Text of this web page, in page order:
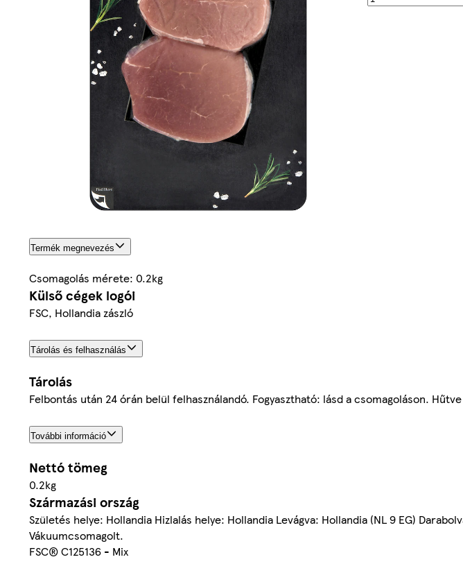
Termék megnevezés
Csomagolás mérete: 0.2kg
Külső cégek logói
FSC, Hollandia zászló
Tárolás és felhasználás
Tárolás
Felbontás után 24 órán belül felhasználandó. Fogyasztható: lásd a csomagoláson.
További információ
Nettó tömeg
0.2kg
Származási ország
Születés helye: Hollandia Hizlalás helye: Hollandia Levágva: Hollandia (NL 9 EG)
Vákuumcsomagolt.
FSC® C125136 - Mix